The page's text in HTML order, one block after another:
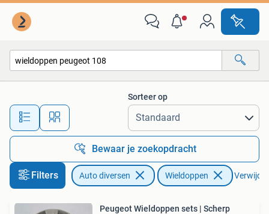
Alle afstanden…
Sorteer op
Bewaar je zoekopdracht
Filters Auto diversen Wieldoppen
Peugeot Wieldoppen sets | Scherp